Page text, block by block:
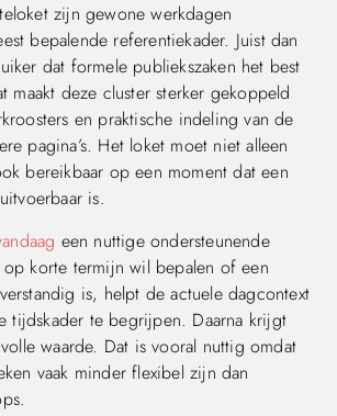
zijn gewone werkdagen
bepalende referentiekader. Juist dan
dat formele publiekszaken het best
maakt deze cluster sterker gekoppeld
en praktische indeling van de
pagina’s. Het loket moet niet alleen
bereikbaar op een moment dat een
is.
een nuttige ondersteunende
korte termijn wil bepalen of een
is, helpt de actuele dagcontext
tijdskader te begrijpen. Daarna krijgt
waarde. Dat is vooral nuttig omdat
vaak minder flexibel zijn dan